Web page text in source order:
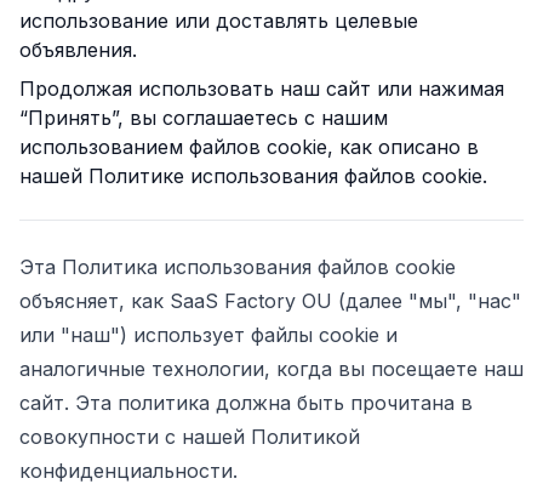
использование или доставлять целевые
объявления.
Продолжая использовать наш сайт или нажимая
“Принять”, вы соглашаетесь с нашим
использованием файлов cookie, как описано в
нашей Политике использования файлов cookie.
Эта Политика использования файлов cookie
объясняет, как SaaS Factory OU (далее "мы", "нас"
или "наш") использует файлы cookie и
аналогичные технологии, когда вы посещаете наш
сайт. Эта политика должна быть прочитана в
совокупности с нашей Политикой
конфиденциальности.